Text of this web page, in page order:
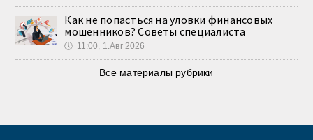
Как не попасться на уловки финансовых
мошенников? Советы специалиста
🕔 11:00, 1.Авг 2026
Все материалы рубрики